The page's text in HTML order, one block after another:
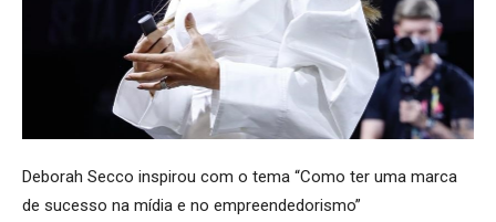
Deborah Secco inspirou com o tema “Como ter uma marca
de sucesso na mídia e no empreendedorismo”